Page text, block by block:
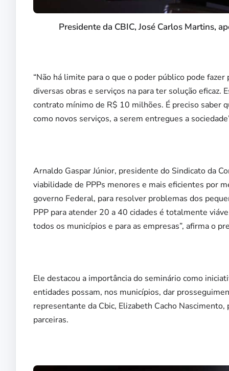
Presidente da CBIC, José Carlos Martins,
“Não há limite para o que o poder público pode
diversas obras e serviços na para ter solução
contrato mínimo de R$ 10 milhões. É preciso saber
como novos serviços, a serem entregues a
Arnaldo Gaspar Júnior, presidente do Sindicato da
viabilidade de PPPs menores e mais eficientes por
governo Federal, para resolver problemas dos
PPP para atender 20 a 40 cidades é totalmente
todos os municípios e para as empresas”, afirma o
Ele destacou a importância do seminário como
entidades possam, nos municípios, dar
representante da Cbic, Elizabeth Cacho
parceiras.